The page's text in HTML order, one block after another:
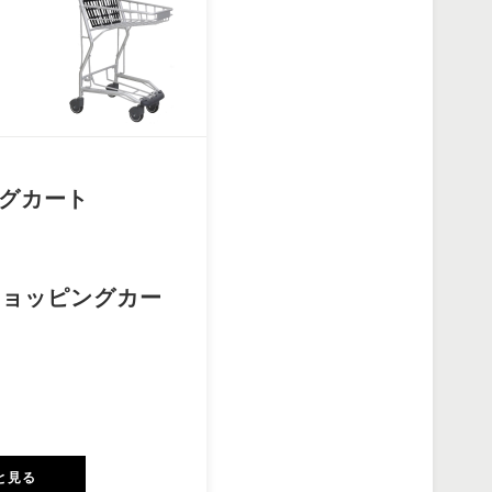
カート
ッピングカー
見る